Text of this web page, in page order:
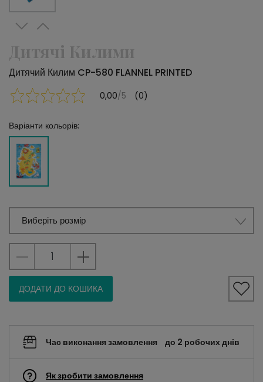
Дитячі Килими
Дитячий Килим CP-580 FLANNEL PRINTED
0,00/5 (0)
Варіанти кольорів:
Виберіть розмір
ДОДАТИ ДО КОШИКА
Час виконання замовлення до 2 робочих днів
Як зробити замовлення